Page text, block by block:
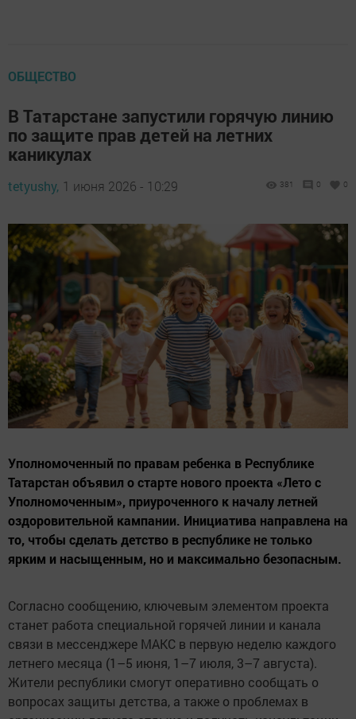
ОБЩЕСТВО
В Татарстане запустили горячую линию
по защите прав детей на летних
каникулах
tetyushy, 1 июня 2026 - 10:29 381 0 0
Уполномоченный по правам ребенка в Республике
Татарстан объявил о старте нового проекта «Лето с
Уполномоченным», приуроченного к началу летней
оздоровительной кампании. Инициатива направлена на
то, чтобы сделать детство в республике не только
ярким и насыщенным, но и максимально безопасным.
Согласно сообщению, ключевым элементом проекта
станет работа специальной горячей линии и канала
связи в мессенджере МАКС в первую неделю каждого
летнего месяца (1–5 июня, 1–7 июля, 3–7 августа).
Жители республики смогут оперативно сообщать о
вопросах защиты детства, а также о проблемах в